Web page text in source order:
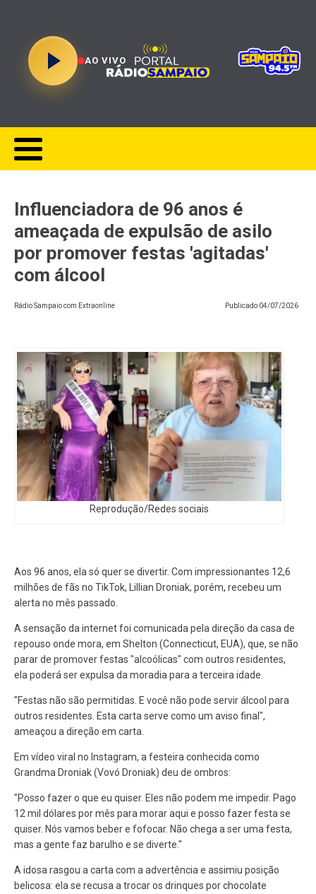
AO VIVO
Influenciadora de 96 anos é
ameaçada de expulsão de asilo
por promover festas 'agitadas'
com álcool
Rádio Sampaio com Extraonline Publicado 04/07/2026
Reprodução/Redes sociais
Aos 96 anos, ela só quer se divertir. Com impressionantes 12,6
milhões de fãs no TikTok, Lillian Droniak, porém, recebeu um
alerta no mês passado.
A sensação da internet foi comunicada pela direção da casa de
repouso onde mora, em Shelton (Connecticut, EUA), que, se não
parar de promover festas "alcoólicas" com outros residentes,
ela poderá ser expulsa da moradia para a terceira idade.
"Festas não são permitidas. E você não pode servir álcool para
outros residentes. Esta carta serve como um aviso final",
ameaçou a direção em carta.
Em vídeo viral no Instagram, a festeira conhecida como
Grandma Droniak (Vovó Droniak) deu de ombros:
"Posso fazer o que eu quiser. Eles não podem me impedir. Pago
12 mil dólares por mês para morar aqui e posso fazer festa se
quiser. Nós vamos beber e fofocar. Não chega a ser uma festa,
mas a gente faz barulho e se diverte."
A idosa rasgou a carta com a advertência e assimiu posição
belicosa: ela se recusa a trocar os drinques por chocolate